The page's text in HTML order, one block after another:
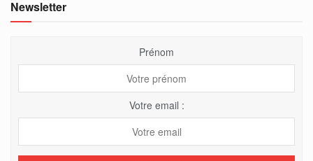
Newsletter
Prénom
Votre email :